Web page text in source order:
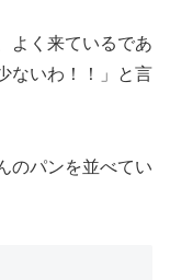
よく来ているであ
ないわ！！」と言
のパンを並べてい